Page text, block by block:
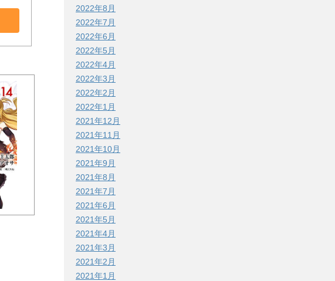
2022年8月
2022年7月
2022年6月
2022年5月
2022年4月
2022年3月
2022年2月
2022年1月
2021年12月
2021年11月
2021年10月
2021年9月
2021年8月
2021年7月
2021年6月
2021年5月
2021年4月
2021年3月
2021年2月
2021年1月